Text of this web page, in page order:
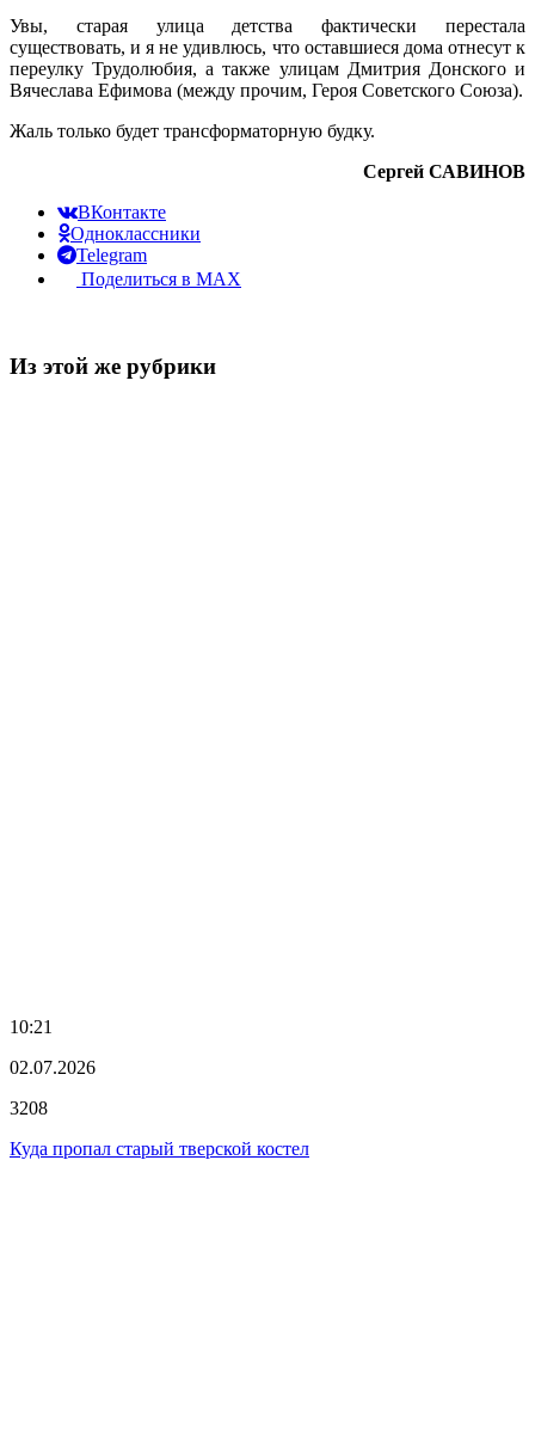
Увы, старая улица детства фактически перестала
существовать, и я не удивлюсь, что оставшиеся дома отнесут к
переулку Трудолюбия, а также улицам Дмитрия Донского и
Вячеслава Ефимова (между прочим, Героя Советского Союза).
Жаль только будет трансформаторную будку.
Сергей САВИНОВ
ВКонтакте
Одноклассники
Telegram
Поделиться в MAX
Из этой же рубрики
10:21
02.07.2026
3208
Куда пропал старый тверской костел